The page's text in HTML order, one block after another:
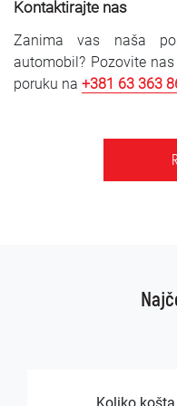
Kontaktirajte nas
Zanima vas naša
automobil? Pozovite
poruku na +381 63 363